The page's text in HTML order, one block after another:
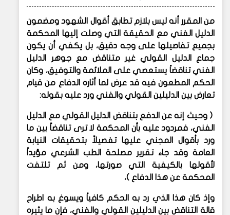
من المقرر أنه ليس بلازم تطابق أقوال الشهود ومضمون
الدليل الفني مع الحقيقة التي وصلت إليها المحكمة
بجميع تفاصيلها على وجه دقيق، بل يكفي أن يكون
جماع الدليل القولي غير متناقض مع جوهر الدليل
الفني تناقضاً يستعصي على الملائمة والتوفيق، وكان
الحكم المطعون فيه قد عرض لما أثاره الدفاع من قيام
تعارض بين الدليلين القولي والفني ورد عليه بقوله:
( وحيث إنه عن الدفع بتناقض الدليل القولي مع الدليل
الفني، فمردود عليه بأن المحكمة لا ترى تناقضاً بين ما
ورد بأقوال المجني عليها تفصيلاً بتحقيقات النيابة
العامة وقد جاء تقرير مصلحة الطب الشرعي مؤيداً
لأقولها بالكيفية التي صورتها، ومن ثم تلتفت
المحكمة عن هذا الدفاع )،
وإذ كان هذا الذي رد به الحكم كافياً ويسوغ به اطراح
قالة التناقض بين الدليلين القولي والفني، فإن ما يثيره